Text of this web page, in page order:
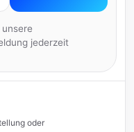
jederzeit
oder